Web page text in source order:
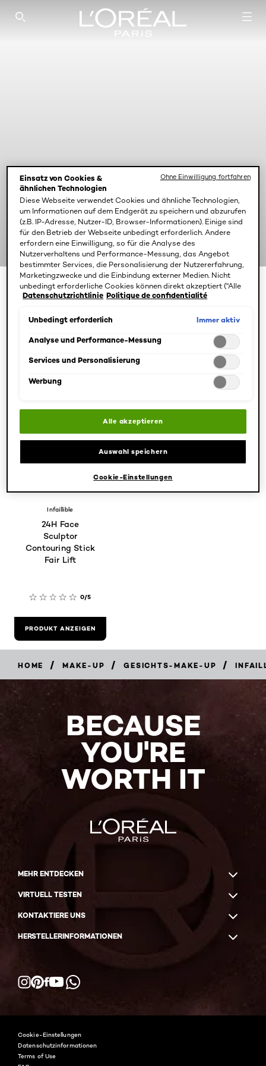
SEARCH THIS SITE
1 Ergebnis(se)
BEDÜRFNISSE
[Color]: #f0e9cf
[Color]: #cfbc9e
[Color]: #a78c6f
[Color]: #b89e85
[Color]: #a88d7a
More shades are available
Infaillible
24H Face
Sculptor
Contouring Stick
Fair Lift
0/5
PRODUKT ANZEIGEN
HOME / MAKE-UP / GESICHTS-MAKE-UP /
BECAUSE
YOU'RE
WORTH IT
MEHR ENTDECKEN
VIRTUELL TESTEN
KONTAKTIERE UNS
HERSTELLERINFORMATIONEN
Facebook
YouTube
Cookie-Einstellungen
Datenschutzinformationen
Terms of Use
Einsatz von Cookies &
ähnlichen Technologien
Diese Webseite verwendet Cookies und ähnliche Technologien,
um Informationen auf dem Endgerät zu speichern und abzurufen
(z.B. IP-Adresse, Nutzer-ID, Browser-Informationen). Einige sind
für den Betrieb der Webseite unbedingt erforderlich. Andere
erfordern eine Einwilligung, so für die Analyse des
Nutzerverhaltens und Performance-Messung, das Angebot
bestimmter Services, die Personalisierung der Nutzererfahrung,
Marketingzwecke und die Einbindung externer Medien. Nicht
unbedingt erforderliche Cookies können direkt akzeptiert ("Alle
akzeptieren") oder abgelehnt ("Ohne Einwilligung fortfahren")
ebenfalls möglich und speicherbar ("Auswahl speichern"). Die
angepasst werden. Für weitere Informationen s. unsere
Datenschutzrichtlinie Politique de confidentialité
Unbedingt erforderlich Immer aktiv
Analyse und Performance-Messung
Services und Personalisierung
Werbung
Alle akzeptieren
Auswahl speichern
Cookie-Einstellungen
Ohne Einwilligung fortfahren